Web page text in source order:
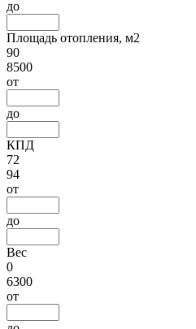
до
Площадь отопления, м2
90
8500
от
до
КПД
72
94
от
до
Вес
0
6300
от